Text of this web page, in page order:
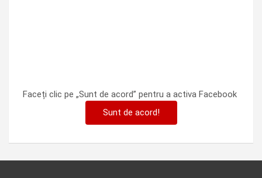
Faceți clic pe „Sunt de acord” pentru a activa Facebook
Sunt de acord!